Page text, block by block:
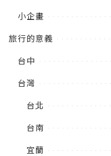
小企畫
旅行的意義
台中
台灣
台北
台南
宜蘭